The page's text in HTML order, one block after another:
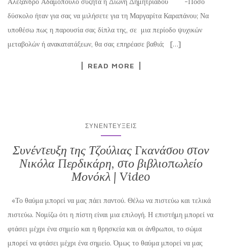
δύσκολο ήταν για σας να μιλήσετε για τη Μαργαρίτα Καραπάνου; Να
υποθέσω πως η παρουσία σας δίπλα της, σε μια περίοδο ψυχικών
μεταβολών ή ανακατατάξεων, θα σας επηρέασε βαθιά; […]
READ MORE
ΣΥΝΕΝΤΕΎΞΕΙΣ
Συνέντευξη της Τζούλιας Γκανάσου στον
Νικόλα Περδικάρη, στο βιβλιοπωλείο
Μονόκλ | Video
«Το θαύμα μπορεί να μας πάει παντού. Θέλω να πιστεύω και τελικά
πιστεύω. Νομίζω ότι η πίστη είναι μια επιλογή. Η επιστήμη μπορεί να
φτάσει μέχρι ένα σημείο και η θρησκεία και οι άνθρωποι, το σώμα
μπορεί να φτάσει μέχρι ένα σημείο. Όμως το θαύμα μπορεί να μας